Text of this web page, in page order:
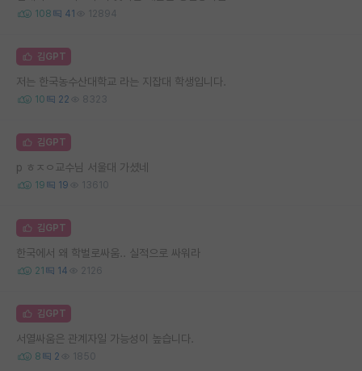
108 41 12894
김GPT
저는 한국농수산대학교 라는 지잡대 학생입니다.
10 22 8323
김GPT
p ㅎㅈㅇ교수님 서울대 가셨네
19 19 13610
김GPT
한국에서 왜 학벌로싸움.. 실적으로 싸워라
21 14 2126
김GPT
서열싸움은 관계자일 가능성이 높습니다.
8 2 1850